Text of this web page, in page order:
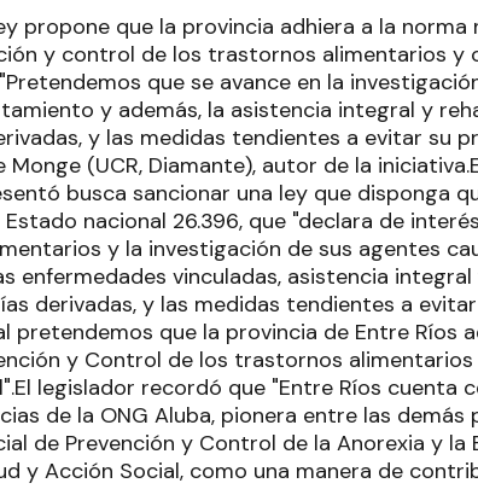
propone que la provincia adhiera a la norma
y control de los trastornos alimentarios y
que se avance en la
y además, la asistencia integral y
y las medidas tendientes a evitar su
(UCR, Diamante), autor de la
busca sancionar una ley que disponga
nacional 26.396, que "declara de
y la investigación de sus agentes
enfermedades vinculadas, asistencia
derivadas, y las medidas tendientes a
pretendemos que la provincia de Entre Ríos
y Control de los trastornos
legislador recordó que "Entre Ríos cuenta
de la ONG Aluba, pionera entre las demás
de Prevención y Control de la Anorexia y la
y Acción Social, como una manera de